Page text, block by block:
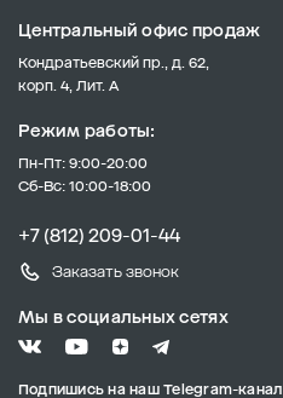
Центральный офис продаж
Кондратьевский пр., д. 62,
корп. 4, Лит. А
Режим работы:
Пн-Пт: 9:00-20:00
Сб-Вс: 10:00-18:00
+7 (812) 209-01-44
Заказать звонок
Мы в социальных сетях
Подпишись на наш Telegram-канал